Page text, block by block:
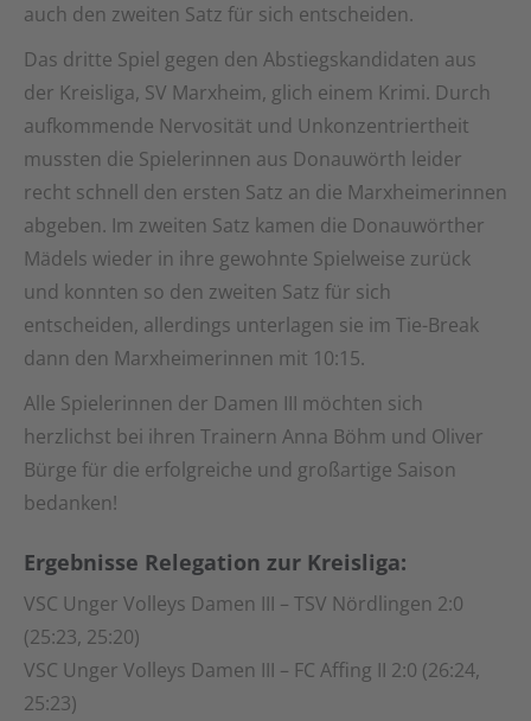
auch den zweiten Satz für sich entscheiden.
Das dritte Spiel gegen den Abstiegskandidaten aus
der Kreisliga, SV Marxheim, glich einem Krimi. Durch
aufkommende Nervosität und Unkonzentriertheit
mussten die Spielerinnen aus Donauwörth leider
recht schnell den ersten Satz an die Marxheimerinnen
abgeben. Im zweiten Satz kamen die Donauwörther
Mädels wieder in ihre gewohnte Spielweise zurück
und konnten so den zweiten Satz für sich
entscheiden, allerdings unterlagen sie im Tie-Break
dann den Marxheimerinnen mit 10:15.
Alle Spielerinnen der Damen III möchten sich
herzlichst bei ihren Trainern Anna Böhm und Oliver
Bürge für die erfolgreiche und großartige Saison
bedanken!
Ergebnisse Relegation zur Kreisliga:
VSC Unger Volleys Damen III – TSV Nördlingen 2:0
(25:23, 25:20)
VSC Unger Volleys Damen III – FC Affing II 2:0 (26:24,
25:23)